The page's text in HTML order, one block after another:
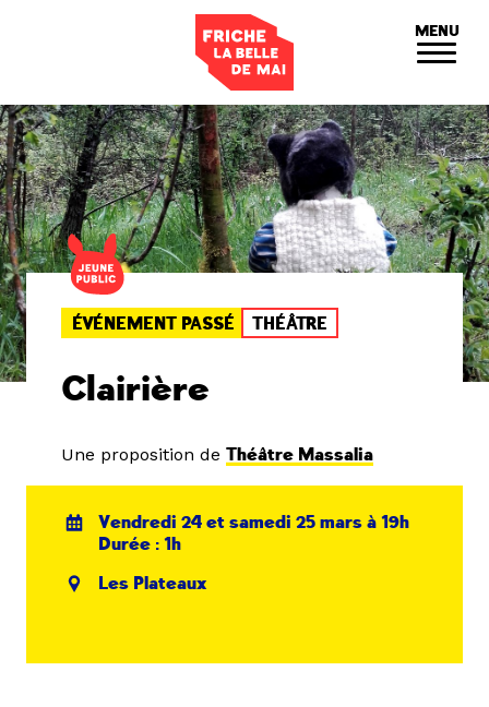
MENU
ÉVÉNEMENT PASSÉ THÉÂTRE
Clairière
Une proposition de Théâtre Massalia
Vendredi 24 et samedi 25 mars à 19h
Durée : 1h
Les Plateaux
Panneau de gestion des cookies